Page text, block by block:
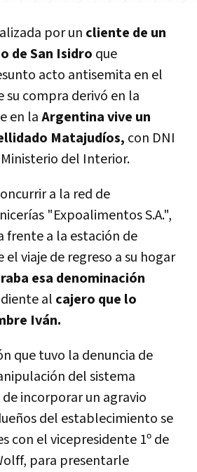
por un cliente de un
de San Isidro que
acto antisemita en el
compra derivó en la
en laArgentina vive un
Matajudíos, con DNI
del Interior.
a la red de
"Expoalimentos S.A.",
frente a la estación de
viaje de regreso a su hogar
esa denominación
al cajero que lo
Iván.
que tuvo la denuncia de
del sistema
incorporar un agravio
del establecimiento se
con el vicepresidente 1º de
para presentarle